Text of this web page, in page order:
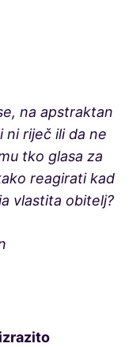
na apstraktan
ni riječ ili da ne
tko glasa za
reagirati kad
vlastita obitelj?